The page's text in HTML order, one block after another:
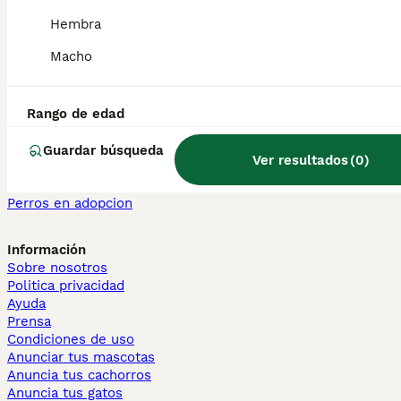
Hembra
Macho
Rango de edad
Guardar búsqueda
Ver resultados(0)
Persa en venta
Bulldog Francés en Madrid
Chihuahua en Sevilla
Bulldog Francés en Galicia
Caniche Toy en venta en Barcelona
Perros en adopcion
Información
Sobre nosotros
Politica privacidad
Ayuda
Prensa
Condiciones de uso
Anunciar tus mascotas
Anuncia tus cachorros
Anuncia tus gatos